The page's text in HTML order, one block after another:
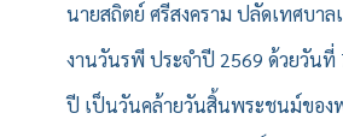
นายสถิตย์ ศรีสงคราม ปลัดเทศบาล
งานวันรพี ประจำปี 2569 ด้วยวันที่
ปี เป็นวันคล้ายวันสิ้นพระชนม์ของพ